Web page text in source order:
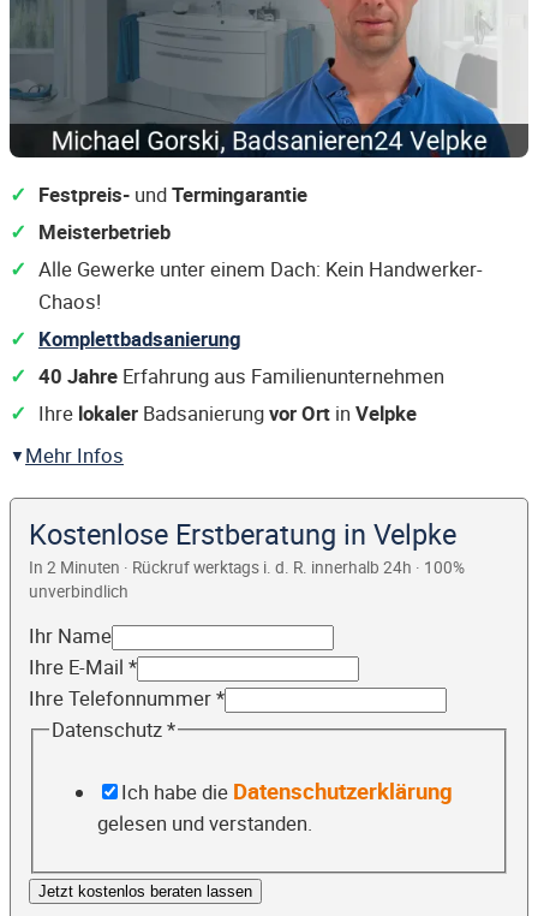
Festpreis- undTermingarantie
Meisterbetrieb
Alle Gewerke unter einem Dach: Kein Handwerker-
Chaos!
Komplettbadsanierung
40 Jahre Erfahrung aus Familienunternehmen
Ihre lokaler Badsanierungvor Ort in Velpke
Mehr Infos
Kostenlose Erstberatung in Velpke
In 2 Minuten · Rückruf werktags i. d. R. innerhalb 24h · 100%
unverbindlich
Ihr Name
Ihre E-Mail *
Ihre Telefonnummer*
Datenschutz*
Ich habe die Datenschutzerklärung
gelesen und verstanden.
Jetzt kostenlos beraten lassen